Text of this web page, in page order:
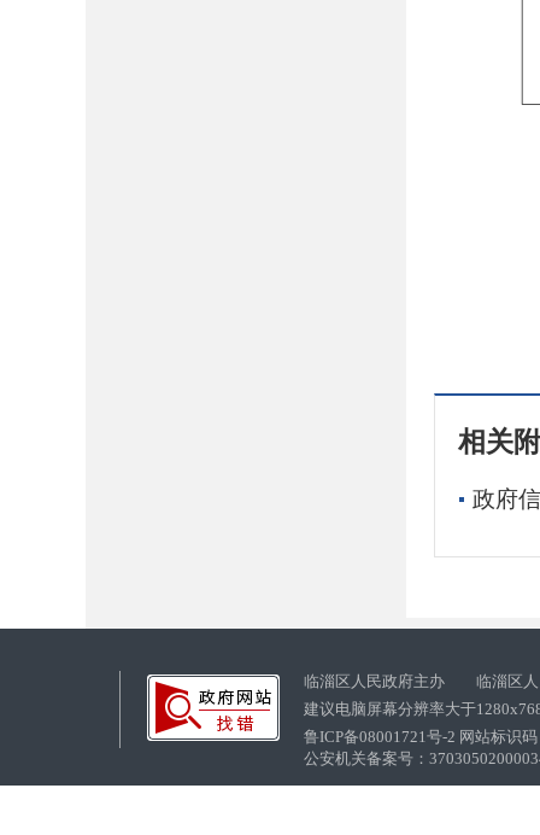
相关
政府
临淄区人民政府主办 临淄区人
建议电脑屏幕分辨率大于
鲁ICP备08001721号-2 网站标识
公安机关备案号：